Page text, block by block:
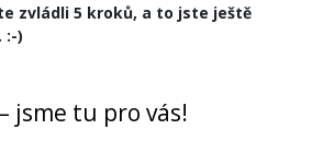
zvládli 5 kroků, a to jste ještě
:-)
jsme tu pro vás!